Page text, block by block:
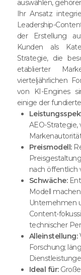
auswählen,
Ihr Ansatz
Leadership-
der Erstellung
Kunden als
Strategie, die
etablierter
vierteljährlichen
von KI-Engines
einige der
AEO-Strategie,
Preismodell:
nach öffentlich
Schwäche:
Modell
Unternehmen
Content-
technischer
Alleinstellung:
Forschung;
Ideal für: